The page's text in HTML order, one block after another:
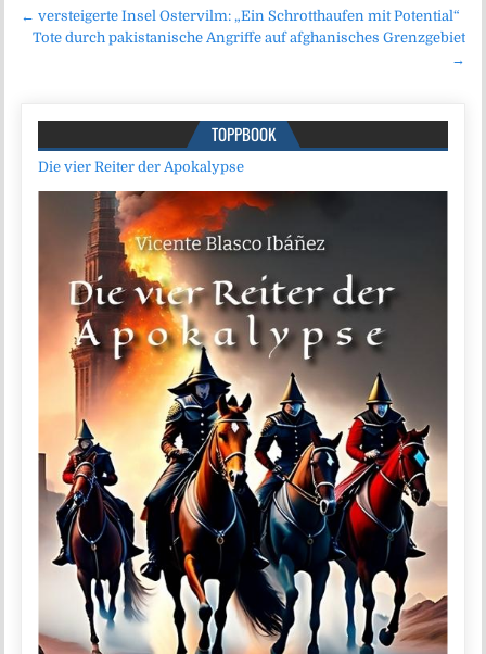
Beitragsnavigation
← versteigerte Insel Ostervilm: „Ein Schrotthaufen mit Potential“
Tote durch pakistanische Angriffe auf afghanisches Grenzgebiet
→
TOPPBOOK
Die vier Reiter der Apokalypse